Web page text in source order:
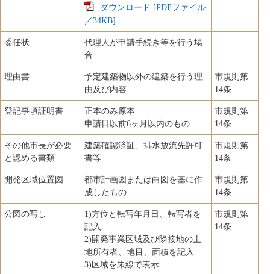
ダウンロード [PDFファイル
／34KB]
委任状
代理人が申請手続き等を行う場
合
理由書
予定建築物以外の建築を行う理
由及び内容
市規則第
14条
登記事項証明書
正本のみ原本
申請日以前6ヶ月以内のもの
市規則第
14条
その他市長が必要
と認める書類
建築確認済証、排水放流先許可
書等
市規則第
14条
開発区域位置図
都市計画図または白図を基に作
成したもの
市規則第
14条
公図の写し
1)方位と転写年月日、転写者を
記入
2)開発事業区域及び隣接地の土
地所有者、地目、面積を記入
3)区域を朱線で表示
市規則第
14条